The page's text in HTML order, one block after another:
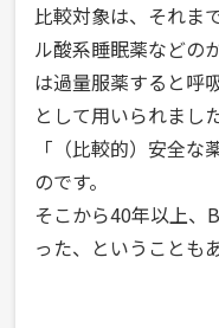
比較対象は、それま
ル酸系睡眠薬などの
は過量服薬すると呼
として用いられました
「（比較的）安全
のです。
そこから40年以上、
った、ということも